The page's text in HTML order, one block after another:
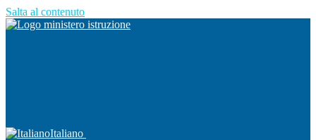
Salta al contenuto
Italiano